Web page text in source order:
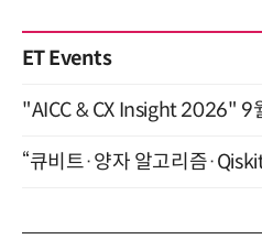
ET Events
"AICC & CX Insight 2026" 9